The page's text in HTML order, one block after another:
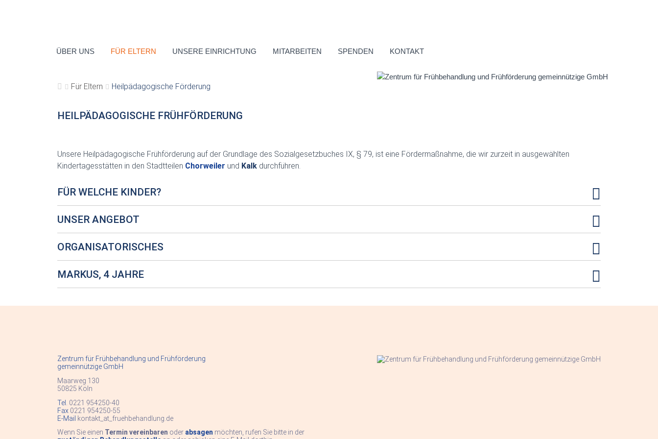
ÜBER UNS FÜR ELTERN UNSERE EINRICHTUNG MITARBEITEN SPENDEN KONTAKT
Für Eltern Heilpädagogische Förderung
HEILPÄDAGOGISCHE FRÜHFÖRDERUNG
Unsere Heilpädagogische Frühförderung auf der Grundlage des Sozialgesetzbuches IX, § 79, ist eine Fördermaßnahme, die wir zurzeit in ausgewählten
Kindertagesstätten in den Stadtteilen Chorweiler und Kalk durchführen.
FÜR WELCHE KINDER?
UNSER ANGEBOT
ORGANISATORISCHES
MARKUS, 4 JAHRE
Zentrum für Frühbehandlung und Frühförderung
gemeinnützige GmbH
Maarweg 130
50825 Köln
Tel 0221 954250-40
Fax 0221 954250-55
E-Mail kontakt _at_ fruehbehandlung.de
Wenn Sie einen Termin vereinbaren oder absagen möchten, rufen Sie bitte in der